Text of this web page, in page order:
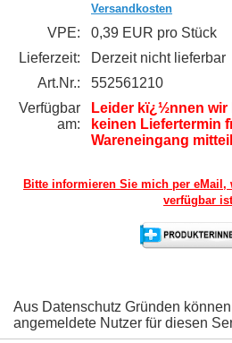
Versandkosten
VPE:
0,39 EUR pro Stück
Lieferzeit:
Derzeit nicht lieferbar
Art.Nr.:
552561210
Verfügbar
am:
Leider kï¿½nnen wir
keinen Liefertermin
Wareneingang
Bitte informieren Sie mich per eMail,
verfügbar
Aus Datenschutz Gründen
angemeldete Nutzer für diesen